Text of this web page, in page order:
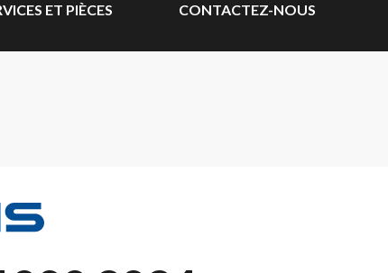
ET PIÈCES CONTACTEZ-NOUS